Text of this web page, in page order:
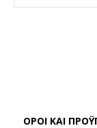
ΌΡΟΙ ΚΑΙ